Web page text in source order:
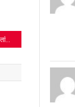
धार्मिक चेतना से ओतप्रोत है श्वेतांबर जैन मुनियों की चातुर्मासिक कल्प आराधना